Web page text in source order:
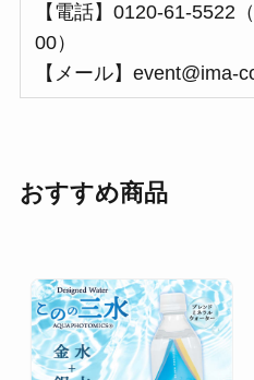
【電話】0120-61-5522
00）
【メール】event@ima-
おすすめ商品